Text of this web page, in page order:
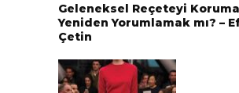
Geleneksel Reçeteyi
Yeniden Yorumlamak mı? –
Çetin